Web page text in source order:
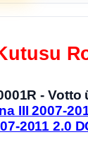
- Votto
III 2007-
2011 2.0